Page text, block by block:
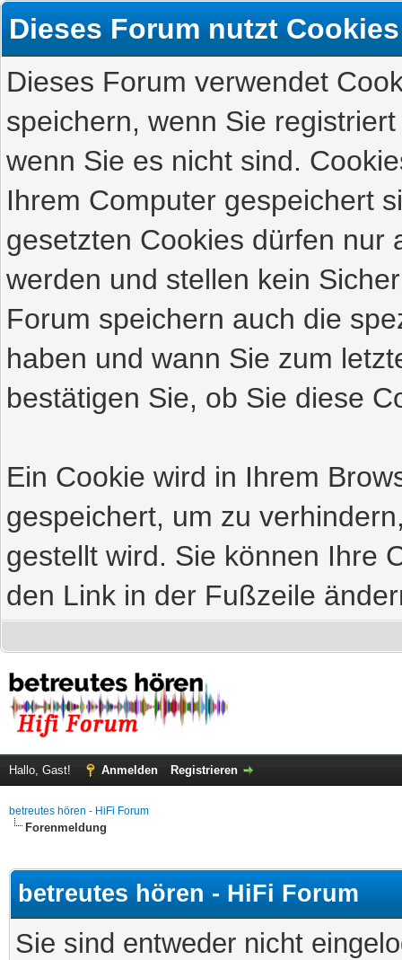
Dieses Forum nutzt Cookies
Dieses Forum verwendet
speichern, wenn Sie
wenn Sie es nicht sind.
Ihrem Computer gespeichert
gesetzten Cookies dürfen nur
werden und stellen kein
Forum speichern auch die
haben und wann Sie zum
bestätigen Sie, ob Sie diese
Ein Cookie wird in Ihrem
gespeichert, um zu
gestellt wird. Sie können Ihre
den Link in der Fußzeile
Hallo, Gast! Anmelden Registrieren
betreutes hören - HiFi Forum
Forenmeldung
betreutes hören - HiFi Forum
Sie sind entweder nicht